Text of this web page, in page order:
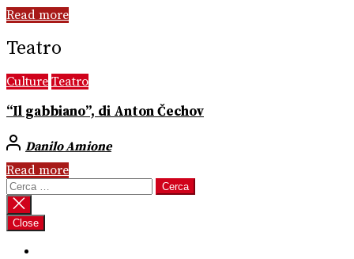
Read more
Teatro
Culture Teatro
“Il gabbiano”, di Anton Čechov
Danilo Amione
Read more
Ricerca
per:
Close